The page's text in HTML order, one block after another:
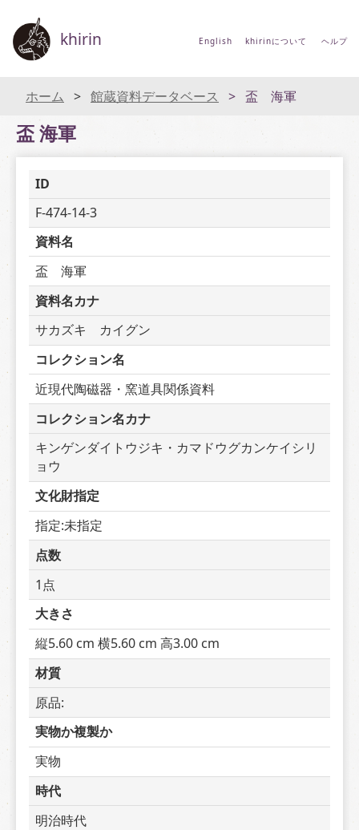
khirin English khirinについて ヘルプ
ホーム 館蔵資料データベース 盃 海軍
盃 海軍
ID
F-474-14-3
資料名
盃　海軍
資料名カナ
サカズキ　カイグン
コレクション名
近現代陶磁器・窯道具関係資料
コレクション名カナ
キンゲンダイトウジキ・カマドウグカンケイシリ
ョウ
文化財指定
指定:未指定
点数
1点
大きさ
縦5.60 cm 横5.60 cm 高3.00 cm
材質
原品:
実物か複製か
実物
時代
明治時代